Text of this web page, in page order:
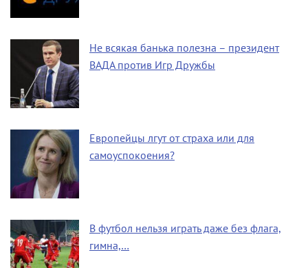
Не всякая банька полезна – президент
ВАДА против Игр Дружбы
Европейцы лгут от страха или для
самоуспокоения?
В футбол нельзя играть даже без флага,
гимна,…